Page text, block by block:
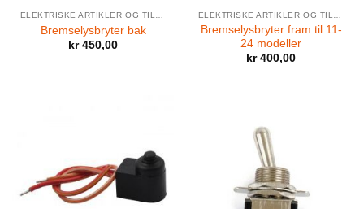
ELEKTRISKE ARTIKLER OG TILBEHØR
Bremselysbryter bak
kr450,00
ELEKTRISKE ARTIKLER OG TILBEHØR
Bremselysbryter fram til 11-
24 modeller
kr400,00